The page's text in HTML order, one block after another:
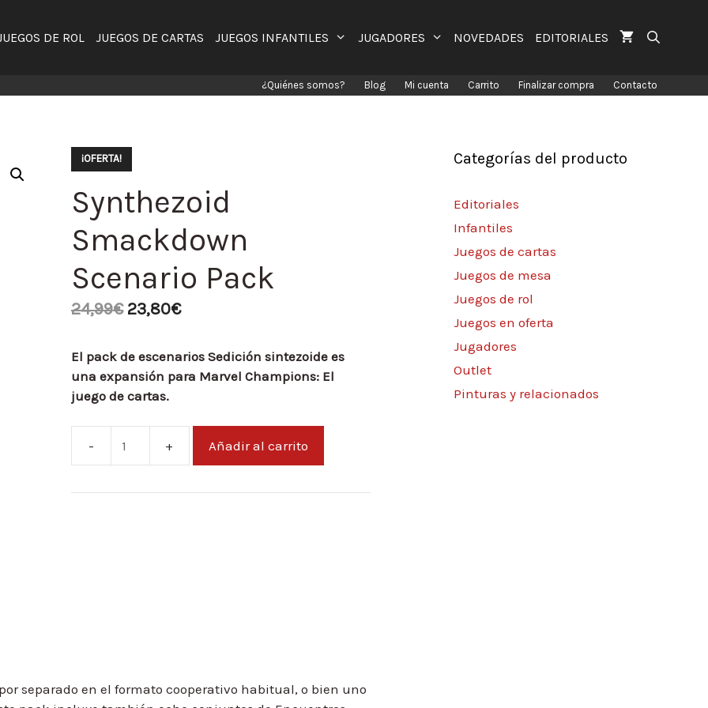
DE ROL JUEGOS DE CARTAS JUEGOS INFANTILES JUGADORES NOVEDADES EDITORIALES
¿Quiénes somos? Blog Mi cuenta Carrito Finalizar compra Contacto
¡OFERTA!
Synthezoid
Smackdown
Scenario Pack
24,99€ 23,80€
El pack de escenarios Sedición sintezoide es
una expansión para Marvel Champions: El
juego de cartas.
Synthezoid
Scenario
Añadir al carrito
separado en el formato cooperativo habitual, o bien uno
Categorías del producto
Editoriales
Infantiles
Juegos de cartas
Juegos de mesa
Juegos de rol
Juegos en oferta
Jugadores
Outlet
Pinturas y relacionados